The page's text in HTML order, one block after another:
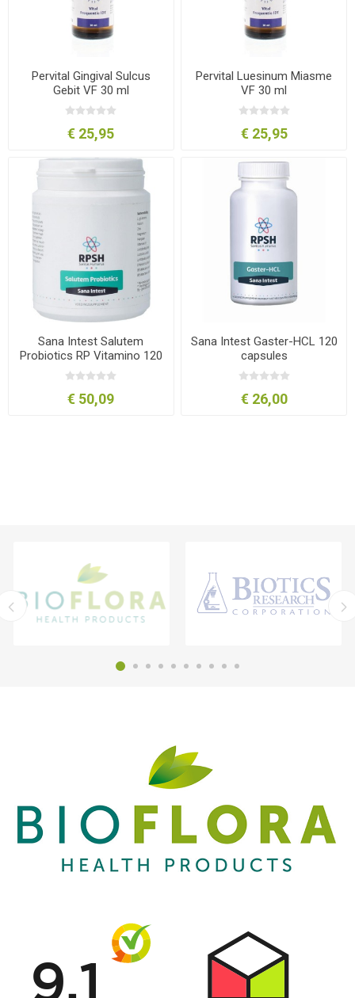
Pervital Gingival Sulcus
Gebit VF 30 ml
€ 25,95
Pervital Luesinum Miasme
VF 30 ml
€ 25,95
Sana Intest Salutem
Probiotics RP Vitamino 120
gram
€ 50,09
Sana Intest Gaster-HCL 120
capsules
€ 26,00